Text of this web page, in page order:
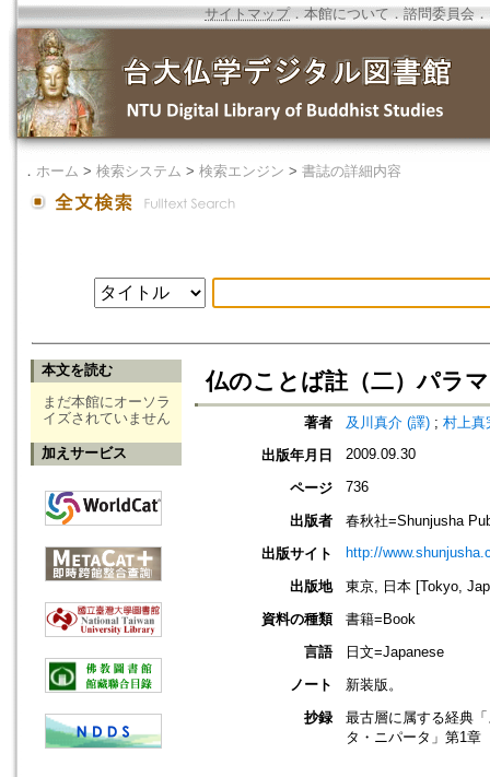
サイトマップ．本館について ． 諮問委員会 ．
． ホーム > 検索システム > 検索エンジン > 書誌の詳細内容
本文を読む
まだ本館にオーソラ
イズされていません
加えサービス
仏のことば註（二）パラ
著者 及川真介 (譯) ; 村上真
出版年月日
2009.09.30
ページ 736
出版者
春秋社=Shunjusha
出版サイト
http://
出版地
東京, 日本 [Tokyo,
資料の種類
書籍=Book
言語
日文=Japanese
ノート
新装版。
抄録
最古層に属する経典
タ・ニパータ」第1章